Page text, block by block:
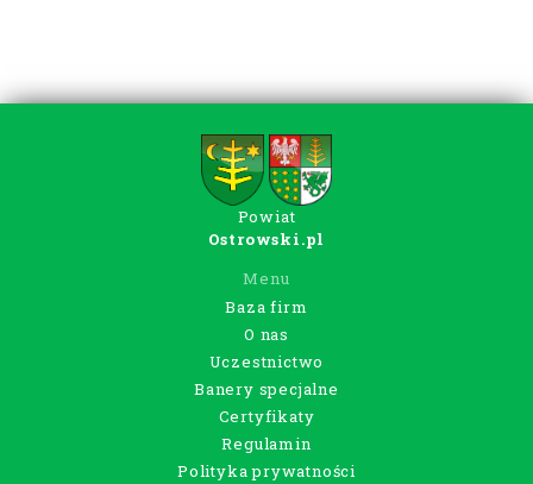
Powiat
Ostrowski.pl
Menu
Baza firm
O nas
Uczestnictwo
Banery specjalne
Certyfikaty
Regulamin
Polityka prywatności